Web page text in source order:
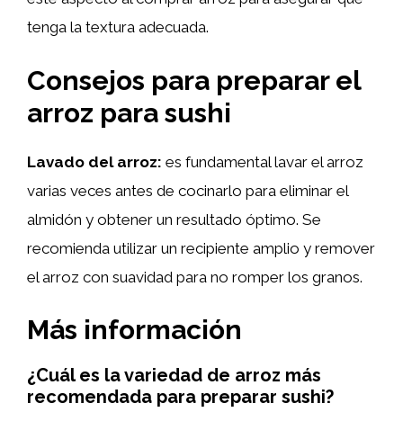
tenga la textura adecuada.
Consejos para preparar el
arroz para sushi
Lavado del arroz: es fundamental lavar el arroz
varias veces antes de cocinarlo para eliminar el
almidón y obtener un resultado óptimo. Se
recomienda utilizar un recipiente amplio y remover
el arroz con suavidad para no romper los granos.
Más información
¿Cuál es la variedad de arroz más
recomendada para preparar sushi?